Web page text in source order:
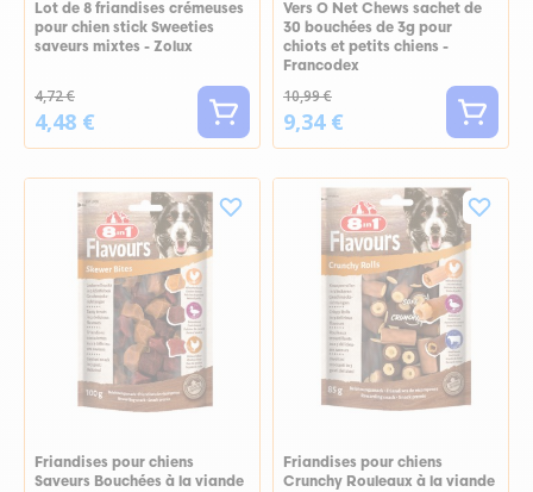
Lot de 8 friandises crémeuses
pour chien stick Sweeties
saveurs mixtes - Zolux
4,72 €
4,48 €
Vers O Net Chews sachet de
30 bouchées de 3g pour
chiots et petits chiens -
Francodex
10,99 €
9,34 €
Friandises pour chiens
Saveurs Bouchées à la viande
Friandises pour chiens
Crunchy Rouleaux à la viande